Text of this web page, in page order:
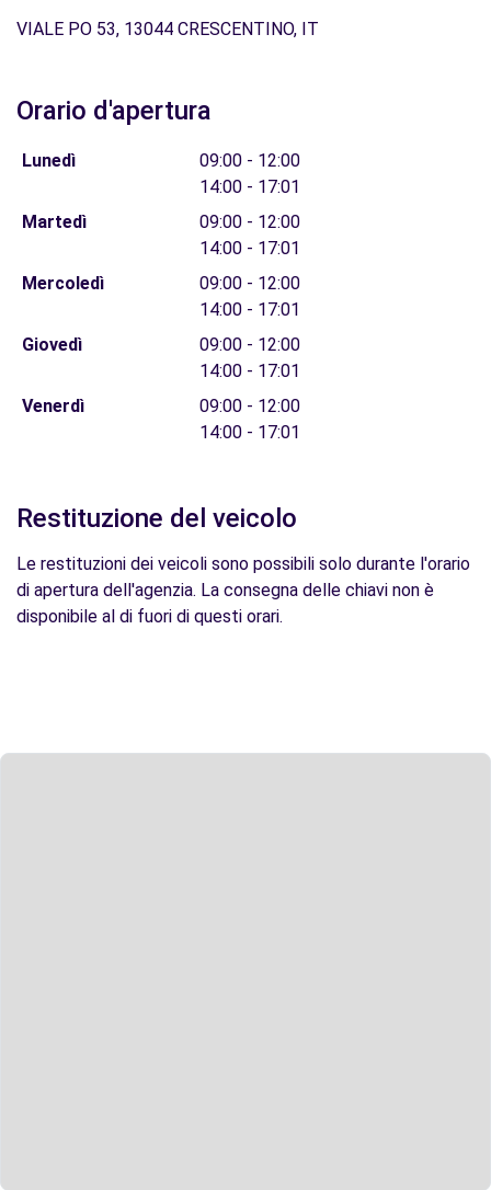
VIALE PO 53, 13044 CRESCENTINO, IT
Orario d'apertura
Lunedì
09:00 - 12:00
14:00 - 17:01
Martedì
09:00 - 12:00
14:00 - 17:01
Mercoledì
09:00 - 12:00
14:00 - 17:01
Giovedì
09:00 - 12:00
14:00 - 17:01
Venerdì
09:00 - 12:00
14:00 - 17:01
Restituzione del veicolo
Le restituzioni dei veicoli sono possibili solo durante l'orario
di apertura dell'agenzia. La consegna delle chiavi non è
disponibile al di fuori di questi orari.